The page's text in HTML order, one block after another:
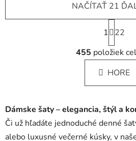
O
v
l
á
d
c
i
e
NAČÍTAŤ 21
S
t
r
á
n
k
n
i
e
1
22
455 položiek
HORE
Dámske šaty – elegancia, štýl a
Či už hľadáte jednoduché denné
alebo luxusné večerné kúsky, v